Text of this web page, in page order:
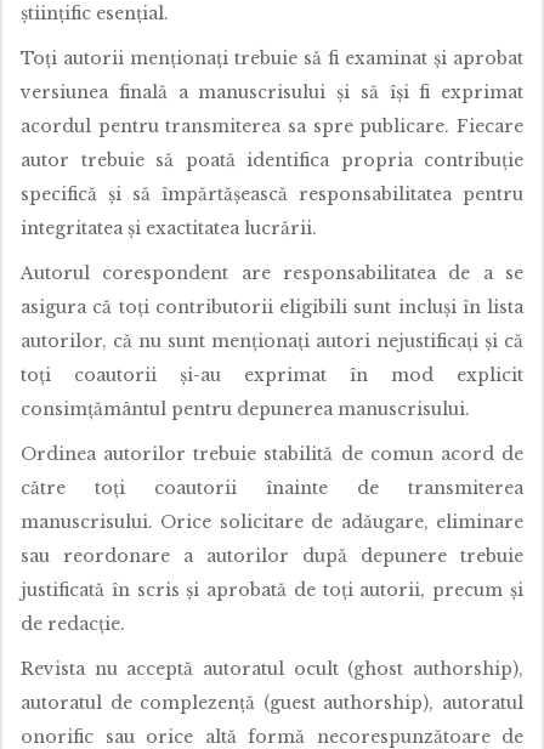
științific esențial.
Toți autorii menționați trebuie să fi examinat și aprobat
versiunea finală a manuscrisului și să își fi exprimat
acordul pentru transmiterea sa spre publicare. Fiecare
autor trebuie să poată identifica propria contribuție
specifică și să împărtășească responsabilitatea pentru
integritatea și exactitatea lucrării.
Autorul corespondent are responsabilitatea de a se
asigura că toți contributorii eligibili sunt incluși în lista
autorilor, că nu sunt menționați autori nejustificați și că
toți coautorii și-au exprimat în mod explicit
consimțământul pentru depunerea manuscrisului.
Ordinea autorilor trebuie stabilită de comun acord de
către toți coautorii înainte de transmiterea
manuscrisului. Orice solicitare de adăugare, eliminare
sau reordonare a autorilor după depunere trebuie
justificată în scris și aprobată de toți autorii, precum și
de redacție.
Revista nu acceptă autoratul ocult (ghost authorship),
autoratul de complezență (guest authorship), autoratul
onorific sau orice altă formă necorespunzătoare de